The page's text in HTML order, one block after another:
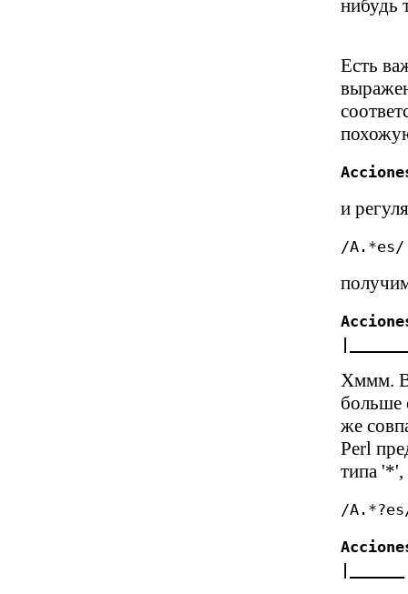
нибудь
Есть
и
/A.*es/
Хммм.
больше
же
Perl
типа
/